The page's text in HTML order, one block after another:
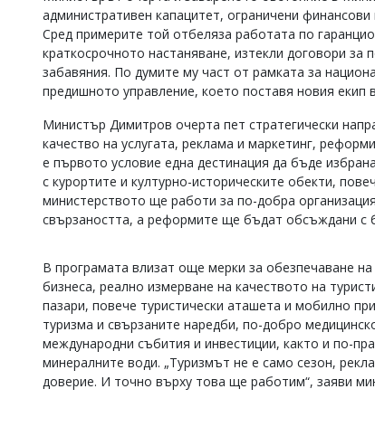
читателите
редакцията
обиден
сигнализирайте
административен капацитет, ограничени
Сред примерите той отбеляза работата по
краткосрочното настаняване, изтекли договори
забавяния. По думите му част от рамката за
предишното управление, което поставя новия екип
Министър Димитров очерта пет стратегически
качество на услугата, реклама и маркетинг,
е първото условие една дестинация да бъде
с курортите и културно-историческите обекти,
министерството ще работи за по-добра
свързаността, а реформите ще бъдат обсъждани с
В програмата влизат още мерки за обезпечаване
бизнеса, реално измерване на качеството на
пазари, повече туристически аташета и мобилно
туризма и свързаните наредби, по-добро
международни събития и инвестиции, както и по-
минералните води. „Туризмът не е само сезон,
доверие. И точно върху това ще работим“, заяви